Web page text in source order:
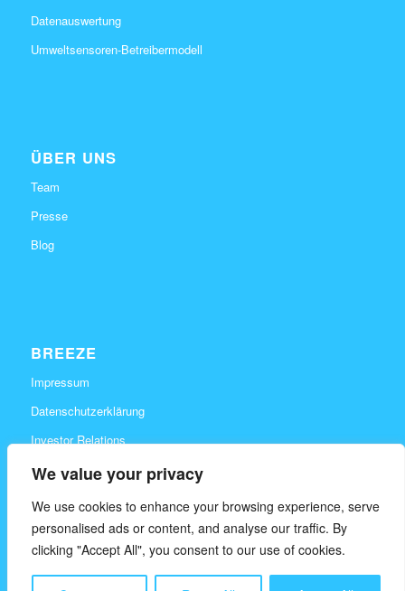
We value your privacy
We use cookies to enhance your browsing experience, serve
personalised ads or content, and analyse our traffic. By
clicking "Accept All", you consent to our use of cookies.
Datenauswertung
Umweltsensoren-Betreibermodell
ÜBER UNS
Team
Presse
Blog
BREEZE
Impressum
Datenschutzerklärung
Investor Relations
Karriere